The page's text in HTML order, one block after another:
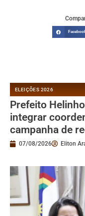
ELEIÇÕES 2026
Prefeito
integrar
campanha de
07/08/2026 Eliton